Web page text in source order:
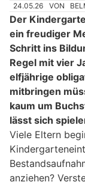
24.05.26 VON
Der
ein freudiger
Schritt ins
Regel mit vier
elfjährige
mitbringen
kaum um
lässt sich
Viele Eltern
anziehen?